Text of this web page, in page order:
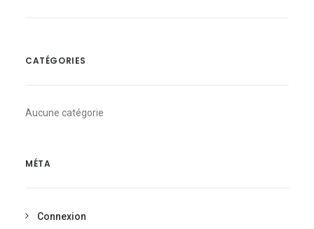
CATÉGORIES
Aucune catégorie
MÉTA
Connexion